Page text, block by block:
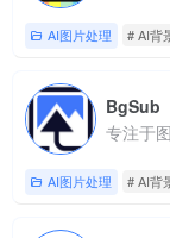
AI图片处理 # AI背
BgSub
专注于
AI图片处理 # AI背